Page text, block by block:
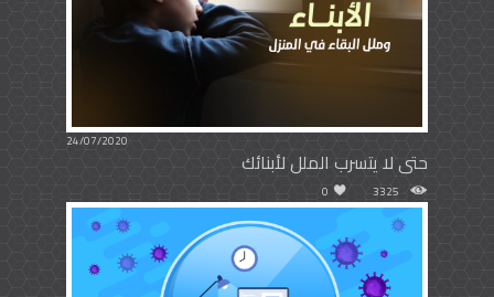
24/07/2020
حتى لا يتسرب الملل لأبنائك
3325
0